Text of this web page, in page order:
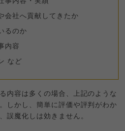
会社へ貢献してきたか
るのか
内容
など
内容は多くの場合、上記のような
しかし、簡単に評価や評判がわか
誤魔化しは効きません。